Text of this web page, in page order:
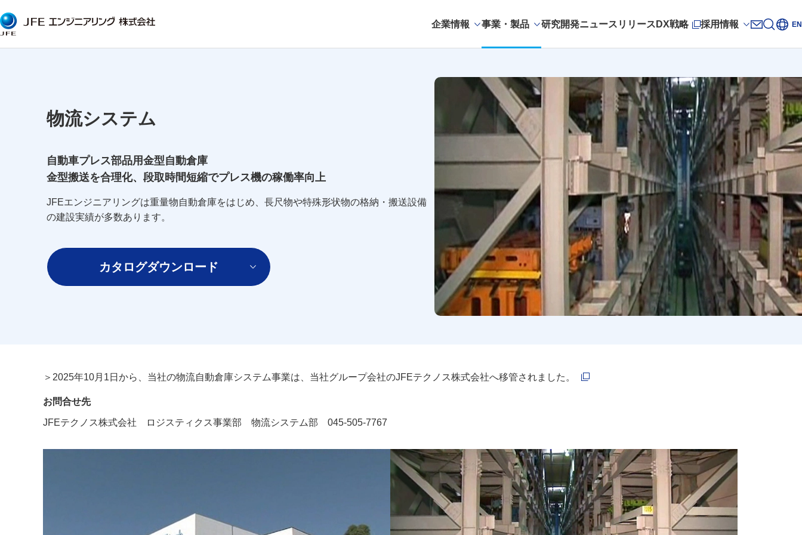
企業情報 事業・製品 研究開発ニュースリリース DX戦略
新規ウィンドウを開きます
採用情報
お問い合
新規ウィ
サイト
EN
物流システム
自動車プレス部品用金型自動倉庫
金型搬送を合理化、段取時間短縮でプレス機の稼働率向上
JFEエンジニアリングは重量物自動倉庫をはじめ、長尺物や特殊形状物の格納・搬送設備
の建設実績が多数あります。
カタログダウンロード
＞2025年10月1日から、当社の物流自動倉庫システム事業は、当社グループ会社のJFEテクノス株式会社へ移管されました。 新規ウィンドウを開きます
お問合せ先
JFEテクノス株式会社 ロジスティクス事業部 物流システム部 045-505-7767